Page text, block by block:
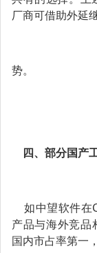
厂商可借助外延
势。
四、部分国产
如中望软件在
产品与海外竞品
国内市占率第一